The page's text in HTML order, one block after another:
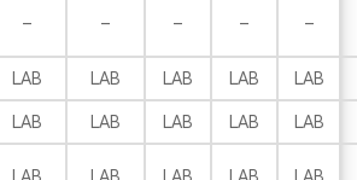
– – – – –
LAB LAB LAB LAB LAB
LAB LAB LAB LAB LAB
LAB LAB LAB LAB LAB